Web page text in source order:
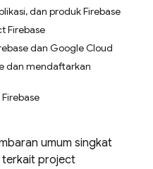
dan produk Firebase
Firebase
dan Google Cloud
dan mendaftarkan
umum singkat
project